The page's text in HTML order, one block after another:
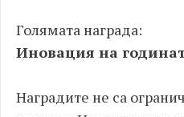
Голямата награда:
Иновация на
Наградите не са